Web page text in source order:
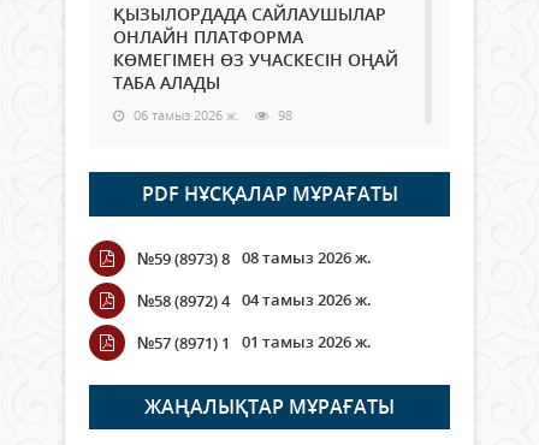
ҚЫЗЫЛОРДАДА САЙЛАУШЫЛАР
ОНЛАЙН ПЛАТФОРМА
КӨМЕГІМЕН ӨЗ УЧАСКЕСІН ОҢАЙ
ТАБА АЛАДЫ
06 тамыз 2026 ж. 98
Open Air: Қызылорда облысы
полиция департаменті 20
мыңнан астам көрерменнің
қауіпсіздігін қамтамасыз етті
06 тамыз 2026 ж.
Wi-Fi ҚАБЫРҒА АРҚЫЛЫ ҚАЛАЙ
ӨТЕДІ?
06 тамыз 2026 ж. 276
PDF НҰСҚАЛАР МҰРАҒАТЫ
№59 (8973) 8 08 тамыз 2026 ж.
№58 (8972) 4 04 тамыз 2026 ж.
№57 (8971) 1
01 тамыз 2026 ж.
ЖАҢАЛЫҚТАР МҰРАҒАТЫ